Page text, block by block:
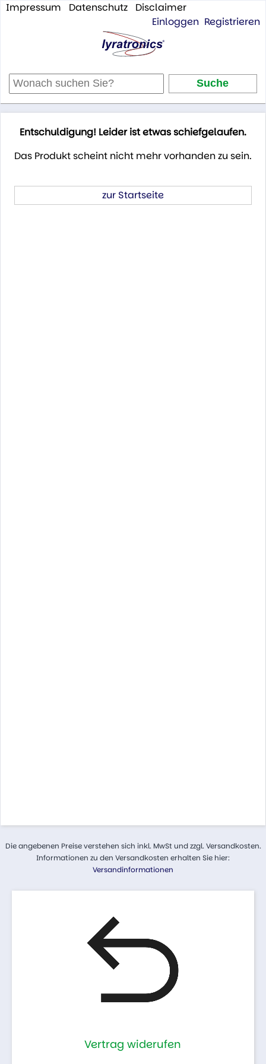
Impressum Datenschutz
Disclaimer
Einloggen Registrieren
Entschuldigung! Leider ist etwas schiefgelaufen.
Das Produkt scheint nicht mehr vorhanden zu sein.
zur Startseite
Die angebenen Preise verstehen sich inkl. MwSt und zzgl. Versandkosten.
Informationen zu den Versandkosten erhalten Sie hier:
Versandinformationen
Vertrag widerufen